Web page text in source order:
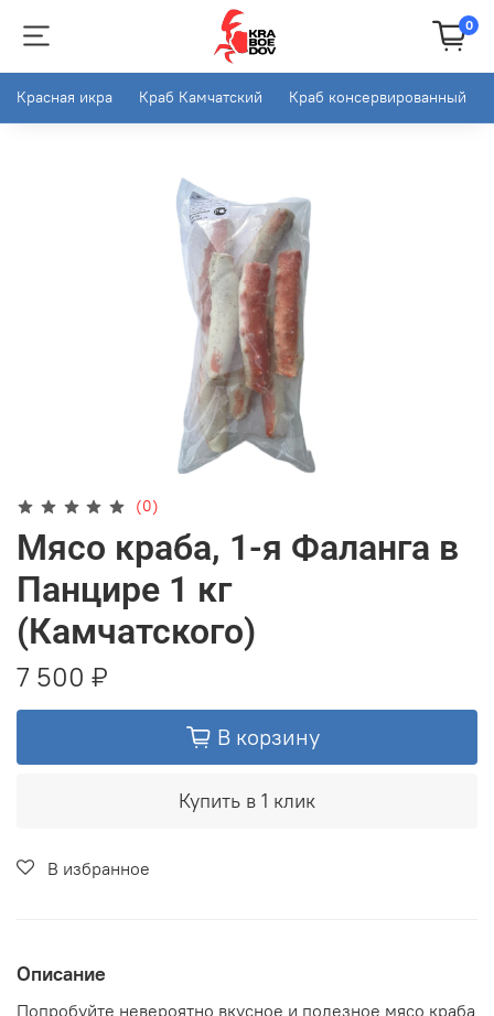
0
Красная икра Краб Камчатский Краб консервированный
(0)
Мясо краба, 1-я Фаланга в
Панцире 1 кг
(Камчатского)
7 500 ₽
В корзину
Купить в 1 клик
В избранное
Описание
Попробуйте невероятно вкусное и полезное мясо краба